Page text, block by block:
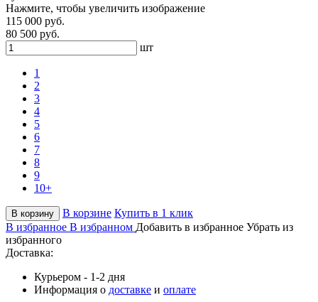
Нажмите, чтобы увеличить изображение
115 000 руб.
80 500 руб.
шт
1
2
3
4
5
6
7
8
9
10+
В корзину В корзине Купить в 1 клик
В избранное В избранном Добавить в избранное Убрать из
избранного
Доставка:
Курьером - 1-2 дня
Информация о доставке и оплате